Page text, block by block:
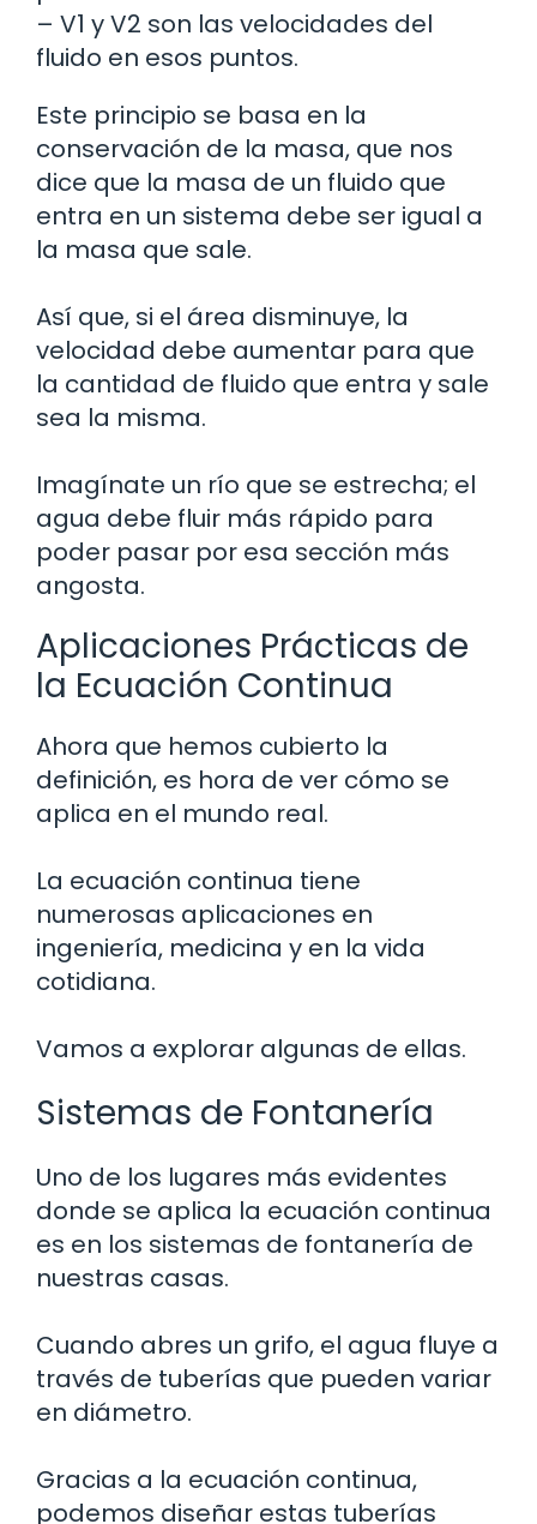
– V1 y V2 son las velocidades del
fluido en esos puntos.
Este principio se basa en la
conservación de la masa, que nos
dice que la masa de un fluido que
entra en un sistema debe ser igual a
la masa que sale.
Así que, si el área disminuye, la
velocidad debe aumentar para que
la cantidad de fluido que entra y sale
sea la misma.
Imagínate un río que se estrecha; el
agua debe fluir más rápido para
poder pasar por esa sección más
angosta.
Aplicaciones Prácticas de
la Ecuación Continua
Ahora que hemos cubierto la
definición, es hora de ver cómo se
aplica en el mundo real.
La ecuación continua tiene
numerosas aplicaciones en
ingeniería, medicina y en la vida
cotidiana.
Vamos a explorar algunas de ellas.
Sistemas de Fontanería
Uno de los lugares más evidentes
donde se aplica la ecuación continua
es en los sistemas de fontanería de
nuestras casas.
Cuando abres un grifo, el agua fluye a
través de tuberías que pueden variar
en diámetro.
Gracias a la ecuación continua,
podemos diseñar estas tuberías